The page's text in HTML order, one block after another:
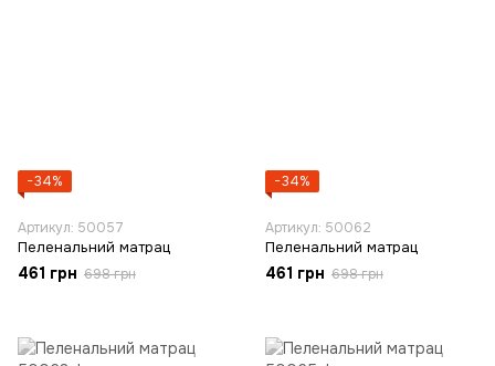
−34%
Артикул: 50057
Пеленальний матрац
461 грн 698 грн
−34%
Артикул: 50062
Пеленальний матрац
461 грн 698 грн